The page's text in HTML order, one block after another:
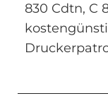
830 Cdtn, C